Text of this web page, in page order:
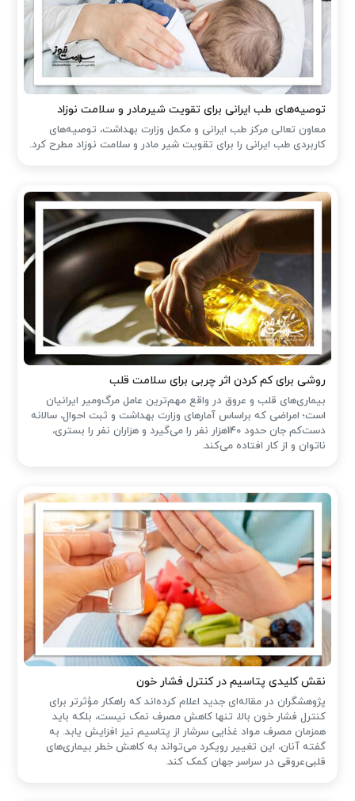
توصیه‌های طب ایرانی برای تقویت شیرمادر و سلامت نوزاد
معاون تعالی مرکز طب ایرانی و مکمل وزارت بهداشت، توصیه‌های
کاربردی طب ایرانی را برای تقویت شیر مادر و سلامت نوزاد مطرح کرد.
روشی برای کم کردن اثر چربی برای سلامت قلب
بیماری‌های قلب و عروق در واقع مهم‌ترین عامل مرگ‌ومیر ایرانیان
است؛ امراضی که براساس آمارهای وزارت بهداشت و ثبت احوال، سالانه
دست‌کم جان حدود 140هزار نفر را می‌گیرد و هزاران نفر را بستری،
ناتوان و از کار افتاده می‌کند.
نقش کلیدی پتاسیم در کنترل فشار خون
پژوهشگران در مقاله‌ای جدید اعلام کرده‌اند که راهکار مؤثرتر برای
کنترل فشار خون بالا، تنها کاهش مصرف نمک نیست، بلکه باید
همزمان مصرف مواد غذایی سرشار از پتاسیم نیز افزایش یابد. به
گفته آنان، این تغییر رویکرد می‌تواند به کاهش خطر بیماری‌های
قلبی‌عروقی در سراسر جهان کمک کند.